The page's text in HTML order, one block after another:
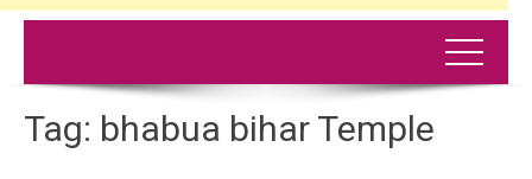
Tag: bhabua bihar Temple